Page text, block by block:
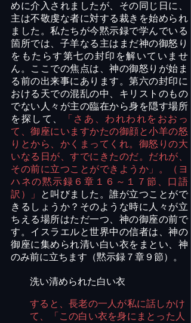
めに介入されましたが、その同じ日に、
主は不敬虔な者に対する裁きを始められ
ました。私たちが今黙示録で学んでいる
箇所では、子羊なる主はまだ神の御怒り
をもたらす第七の封印を解いていませ
ん。ここでの焦点は、神の御怒りが始ま
る前の出来事にあります。第六の封印に
おける天での混乱の中、キリストのもの
でない人々が主の臨在から身を隠す場所
を探して、
「さあ、われわれをおおっ
て、御座にいますかたの御顔と小羊の怒
りとから、かくまってくれ。御怒りの大
いなる日が、すでにきたのだ。だれが、
その前に立つことができようか」。（ヨ
ハネの黙示録６章１６～１７節、口語
訳）」
と叫びました。誰が立つことがで
きるしょうか？そのような時に人々が立
ちえる場所はただ一つ、神の御座の前で
す。イスラエルと世界中の信者は、神の
御座に集められ清い白い衣をまとい、神
のみ前に立ちます（黙示録７章９節）。
洗い清められた白い衣
すると、長老の一人が私に話しかけ
て、「この白い衣を身にまとった人